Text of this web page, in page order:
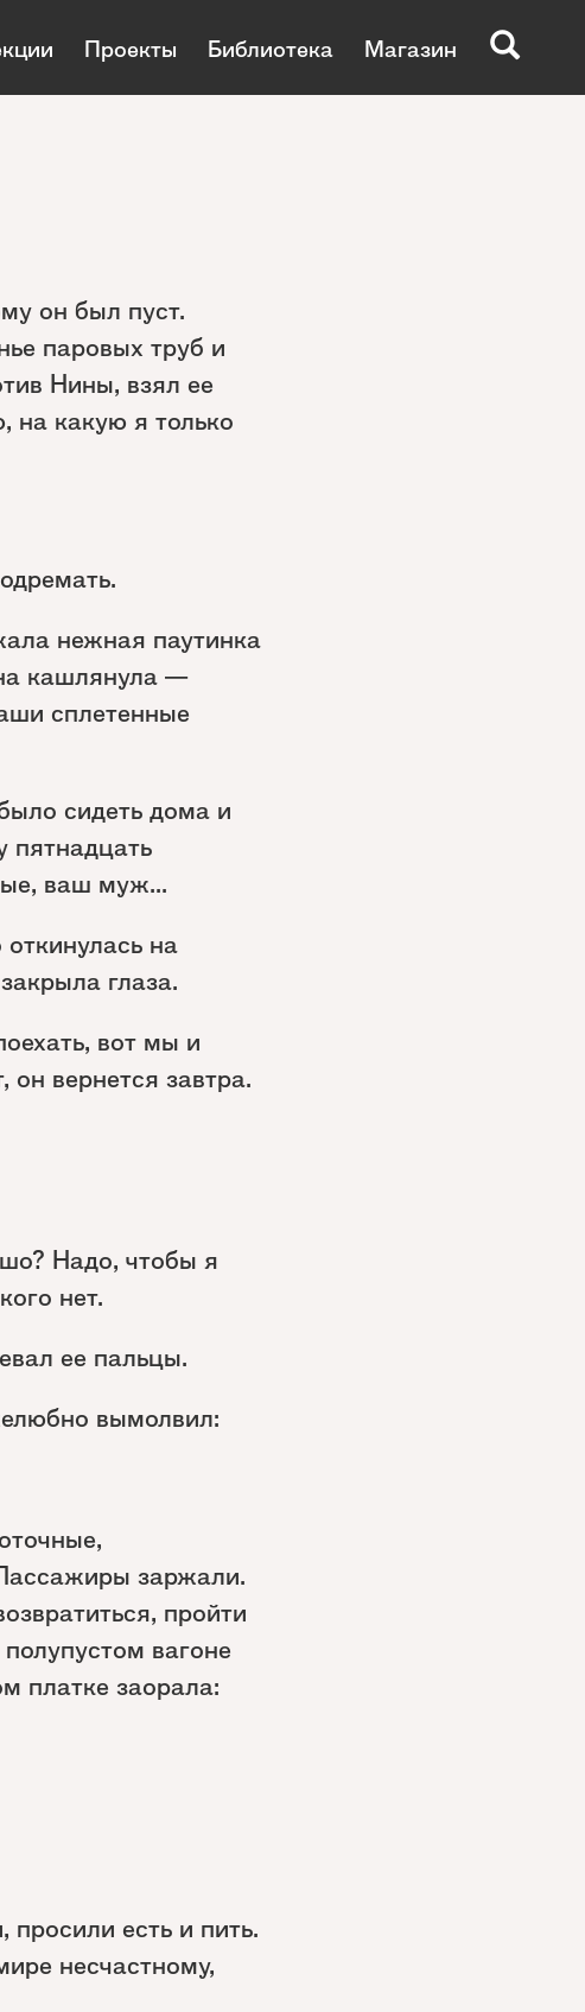
Проекты Библиотека Магазин
он был пуст.
паровых труб и
Нины, взял ее
на какую я только
нежная паутинка
кашлянула —
сплетенные
сидеть дома и
пятнадцать
ваш муж...
на
глаза.
вот мы и
вернется завтра.
Надо, чтобы я
нет.
ее пальцы.
вымолвил:
заржали.
пройти
вагоне
платке заорала:
есть и пить.
несчастному,